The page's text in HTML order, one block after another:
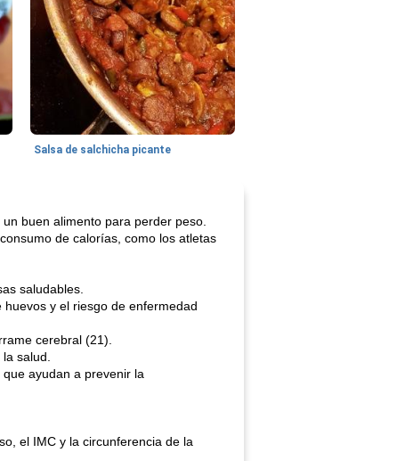
Salsa de salchicha picante
buen alimento para perder peso.
de calorías, como los atletas
saludables.
y el riesgo de enfermedad
cerebral (21).
salud.
ayudan a prevenir la
el IMC y la circunferencia de la